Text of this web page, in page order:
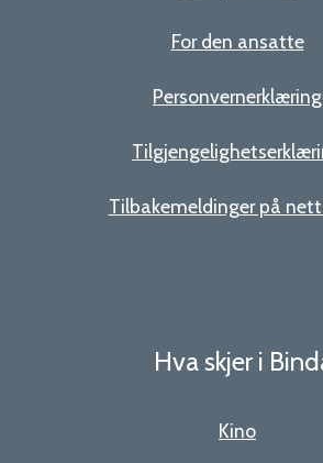
For den ansatte
Personvernerklæring
Tilbakemeldinger på
Hva skjer i
Kino